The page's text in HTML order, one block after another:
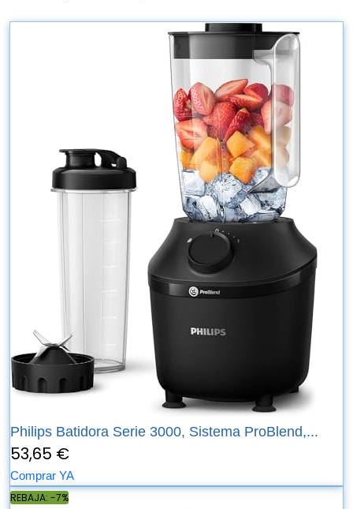
Philips Batidora Serie 3000, Sistema ProBlend,...
53,65 €
Comprar YA
REBAJA: -7%